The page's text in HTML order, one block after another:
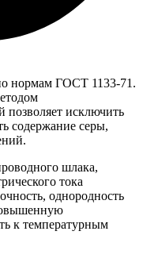
нормам ГОСТ 1133-71.
позволяет исключить
содержание серы,
шлака,
тока
однородность
к температурным